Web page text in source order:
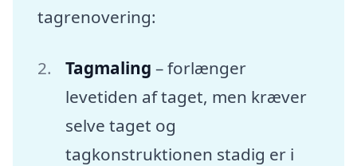
tagrenovering:
Tagmaling – forlænger
levetiden af taget, men kræver
selve taget og
tagkonstruktionen stadig er i